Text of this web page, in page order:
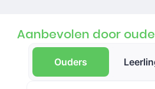
Aanbevolen door
Ouders